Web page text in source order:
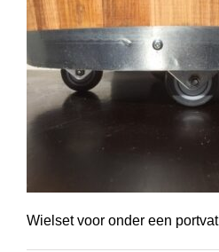
Wielset voor onder een portvat